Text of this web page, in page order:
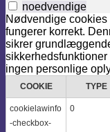
noedvendige
Nødvendige cookies
fungerer korrekt.
sikrer
ingen personlige
COOKIE TYPE
cookielawinfo
-checkbox-
0